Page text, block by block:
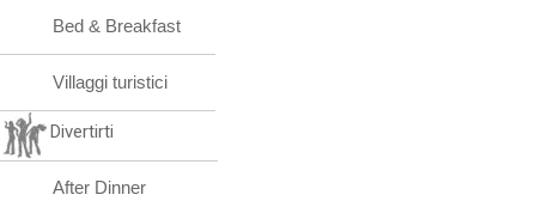
Bed & Breakfast
Villaggi turistici
Divertirti
After Dinner